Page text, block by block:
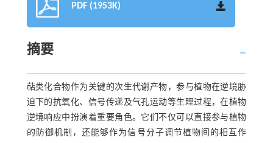
PDF (1953K)
摘要
萜类化合物作为关键的次生代谢产物，参与植物在逆境胁
迫下的抗氧化、信号传递及气孔运动等生理过程，在植物
逆境响应中扮演着重要角色。它们不仅可以直接参与植物
的防御机制，还能够作为信号分子调节植物间的相互作